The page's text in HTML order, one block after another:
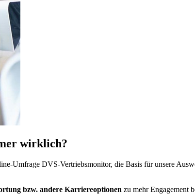
wirklich?
Umfrage DVS-Vertriebsmonitor, die Basis für unsere
bzw. andere Karriereoptionen zu mehr Engagement